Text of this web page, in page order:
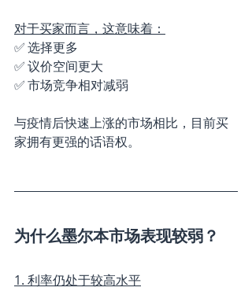
对于买家而言，这意味着：
✅ 选择更多
✅ 议价空间更大
✅ 市场竞争相对减弱
与疫情后快速上涨的市场相比，目前买
家拥有更强的话语权。
为什么墨尔本市场表现较弱？
1. 利率仍处于较高水平